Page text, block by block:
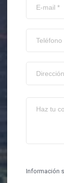
Información